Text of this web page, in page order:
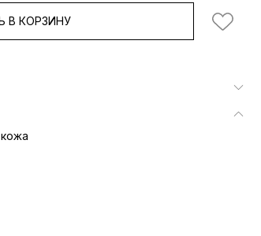
В КОРЗИНУ